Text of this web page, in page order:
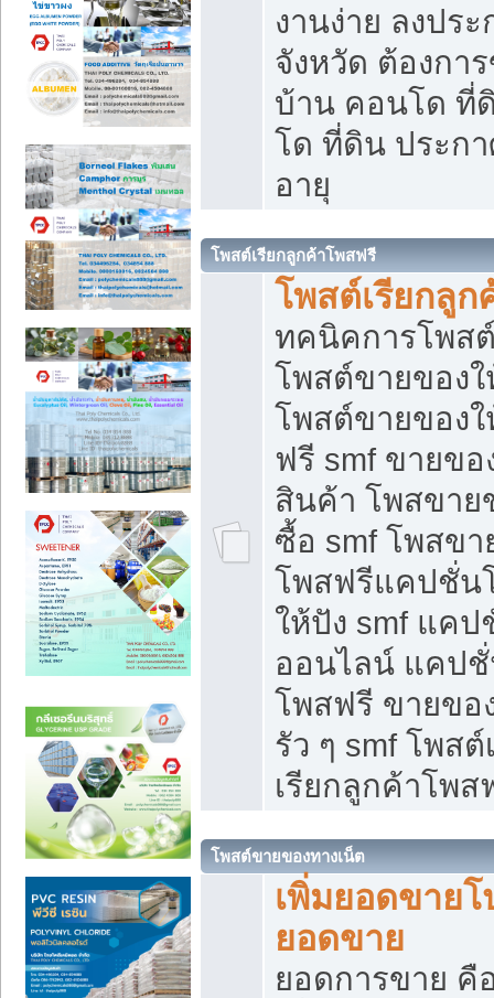
งานง่าย ลงปร
จังหวัด ต้องกา
บ้าน คอนโด ที่
โด ที่ดิน ประก
อายุ
โพสต์เรียกลูกค้าโพสฟรี
โพสต์เรียกลูก
ทคนิคการโพส
โพสต์ขายของ
โพสต์ขายของ
ฟรี smf ขายข
สินค้า โพสขาย
ซื้อ smf โพสข
โพสฟรีแคปชั่น
ให้ปัง smf แค
ออนไลน์ แคป
โพสฟรี ขายขอ
รัว ๆ smf โพส
เรียกลูกค้าโพส
โพสต์ขายของทางเน็ต
เพิ่มยอดขาย
ยอดขาย
ยอดการขาย คื